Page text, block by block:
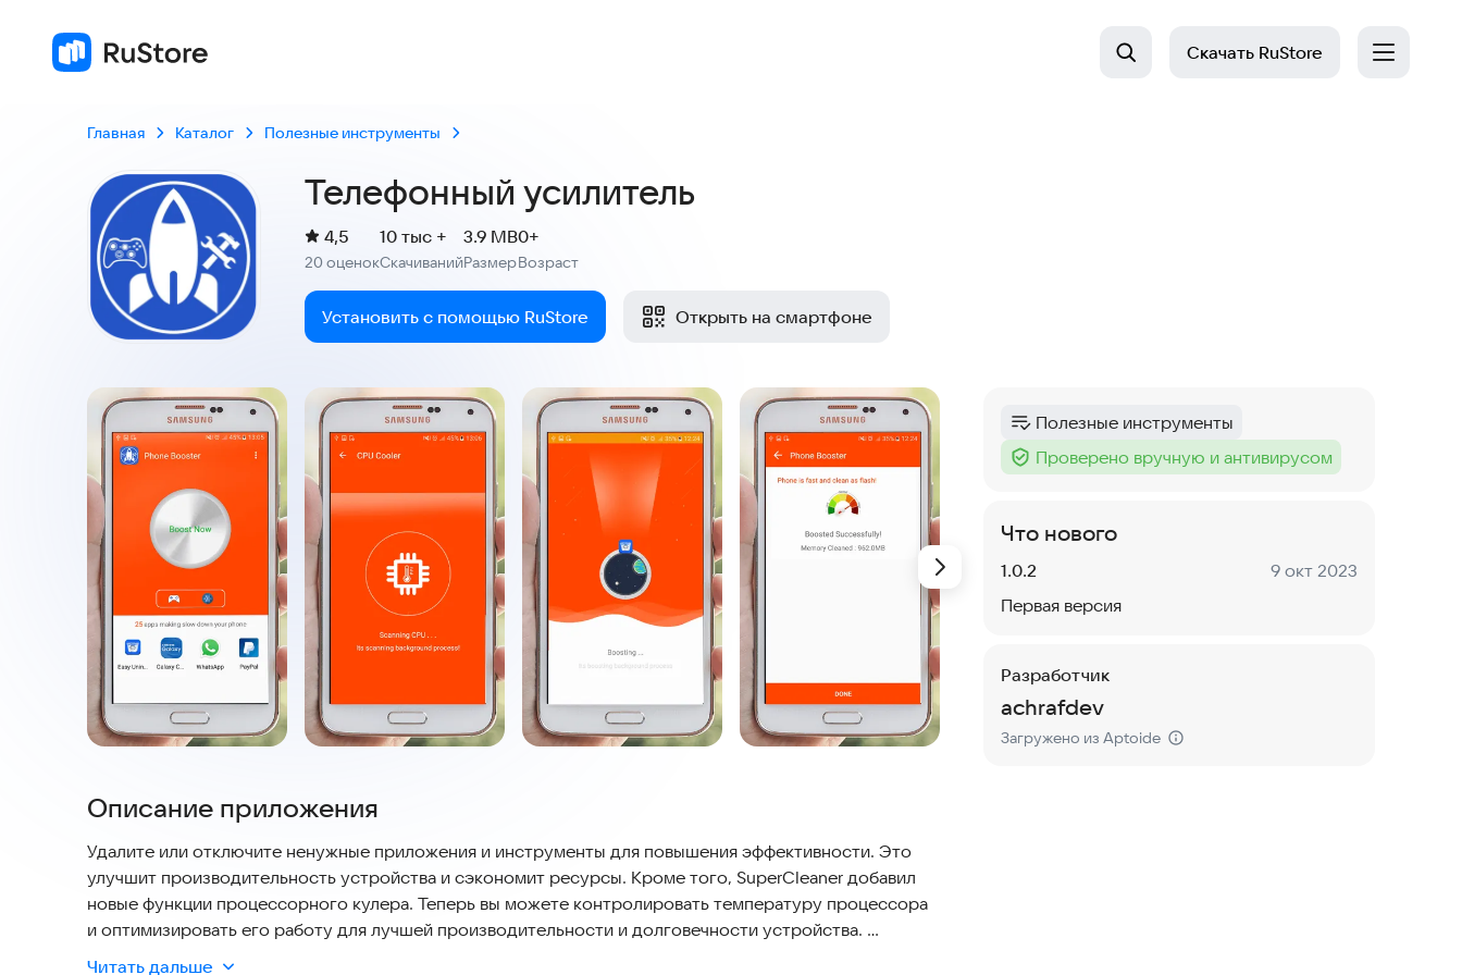
Скачать RuStore
Главная Каталог Полезные инструменты
Телефонный усилитель
Рейтинг:
4,5
20 оценокСкачиваний
10 тыс +
Размер
3.9 MB
Возраст
0+
Установить с помощью RuStore Открыть на смартфоне
Скриншоты
Описание приложения
Удалите или отключите ненужные приложения и инструменты для повышения эффективности. Это
улучшит производительность устройства и сэкономит ресурсы. Кроме того, SuperCleaner добавил
новые функции процессорного кулера. Теперь вы можете контролировать температуру процессора
и оптимизировать его работу для лучшей производительности и долговечности устройства.
Читать дальше
Категория:
Полезные инструменты
Тег :
Проверено вручную и антивирусом
Что нового
Версия:
1.0.2 Дата:
9 окт 2023
Первая версия
Разработчик
achrafdev
Загружено из Aptoide